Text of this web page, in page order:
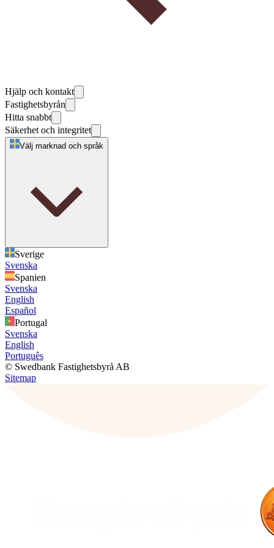
Hjälp och kontakt
Fastighetsbyrån
Hitta snabbt
Säkerhet och integritet
Välj marknad och språk
Sverige
Svenska
Spanien
Svenska
English
Español
Portugal
Svenska
English
Português
© Swedbank Fastighetsbyrå AB
Sitemap